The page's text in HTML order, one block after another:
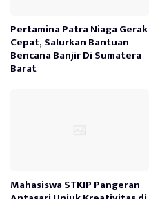
Pertamina Patra Niaga Gerak
Cepat, Salurkan Bantuan
Bencana Banjir Di Sumatera
Barat
Mahasiswa STKIP Pangeran